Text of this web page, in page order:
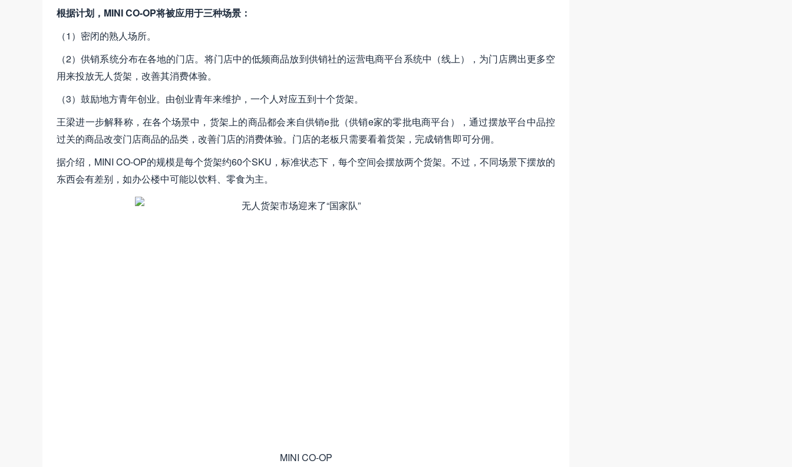
根据计划，MINI CO-OP将被应用于三种场景：
（1）密闭的熟人场所。
（2）供销系统分布在各地的门店。将门店中的低频商品放到供销社的运营电商平台系统中（线上），为门店腾出更多空
用来投放无人货架，改善其消费体验。
（3）鼓励地方青年创业。由创业青年来维护，一个人对应五到十个货架。
王梁进一步解释称，在各个场景中，货架上的商品都会来自供销e批（供销e家的零批电商平台），通过摆放平台中品控
过关的商品改变门店商品的品类，改善门店的消费体验。门店的老板只需要看着货架，完成销售即可分佣。
据介绍，MINI CO-OP的规模是每个货架约60个SKU，标准状态下，每个空间会摆放两个货架。不过，不同场景下摆放的
东西会有差别，如办公楼中可能以饮料、零食为主。
MINI CO-OP